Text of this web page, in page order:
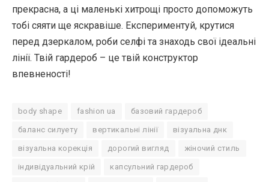
прекрасна, а ці маленькі хитрощі просто допоможуть
тобі сяяти ще яскравіше. Експериментуй, крутися
перед дзеркалом, роби селфі та знаходь свої ідеальні
лінії. Твій гардероб – це твій конструктор
впевненості!
body shape fashion ua базовий гардероб
баланс силуету вертикальні лінії візуальна днк
візуальна корекція дорогий вигляд жіночий стиль
індивідуальний крій капсульний гардероб